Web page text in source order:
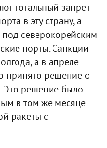
тотальный запрет
в эту страну, а
северокорейским
порты. Санкции
а в апреле
принято решение о
Это решение было
в том же месяце
ракеты с